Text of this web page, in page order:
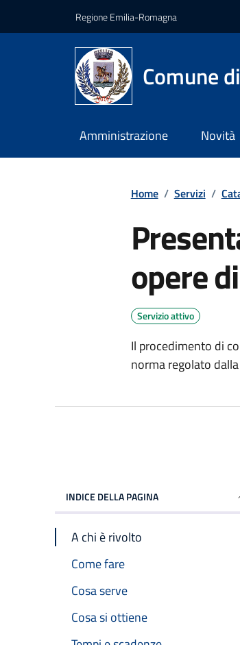
Regione Emilia-Romagna
Comune
Amministrazione Novità
Home / Servizi /
opere
Servizio attivo
Il procedimento di
norma regolato
INDICE DELLA PAGINA
A chi è rivolto
Come fare
Cosa serve
Cosa si ottiene